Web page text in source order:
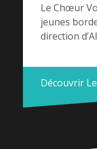
Le Chœur
jeunes
direction
Découvrir